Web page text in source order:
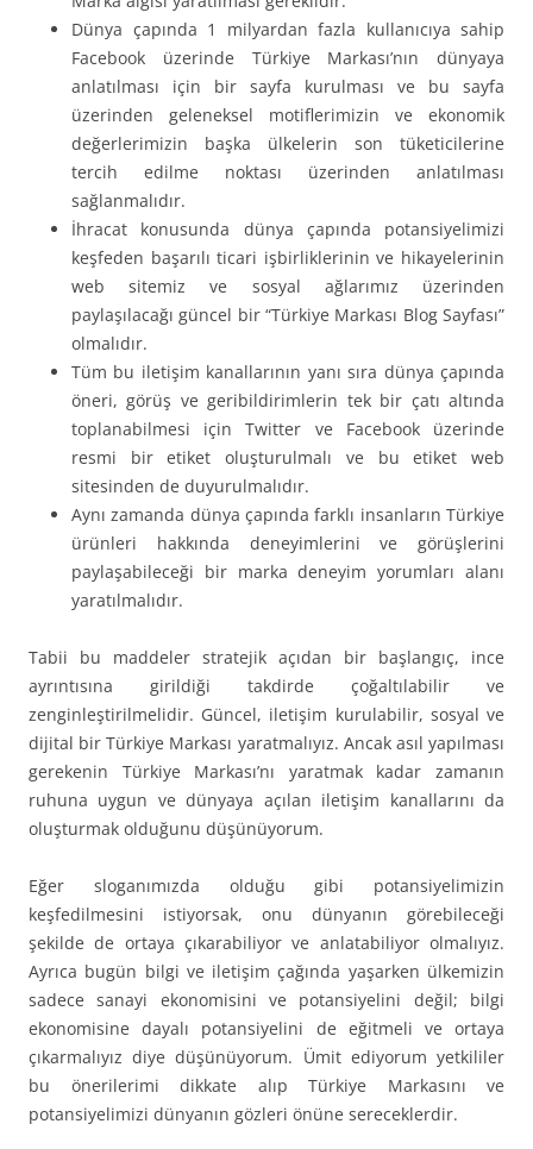
Dünya çapında 1 milyardan fazla kullanıcıya sahip
Facebook üzerinde Türkiye Markası’nın dünyaya
anlatılması için bir sayfa kurulması ve bu sayfa
üzerinden geleneksel motiflerimizin ve ekonomik
değerlerimizin başka ülkelerin son tüketicilerine
tercih edilme noktası üzerinden anlatılması
sağlanmalıdır.
İhracat konusunda dünya çapında potansiyelimizi
keşfeden başarılı ticari işbirliklerinin ve hikayelerinin
web sitemiz ve sosyal ağlarımız üzerinden
paylaşılacağı güncel bir “Türkiye Markası Blog Sayfası”
olmalıdır.
Tüm bu iletişim kanallarının yanı sıra dünya çapında
öneri, görüş ve geribildirimlerin tek bir çatı altında
toplanabilmesi için Twitter ve Facebook üzerinde
resmi bir etiket oluşturulmalı ve bu etiket web
sitesinden de duyurulmalıdır.
Aynı zamanda dünya çapında farklı insanların Türkiye
ürünleri hakkında deneyimlerini ve görüşlerini
paylaşabileceği bir marka deneyim yorumları alanı
yaratılmalıdır.
Tabii bu maddeler stratejik açıdan bir başlangıç, ince
ayrıntısına girildiği takdirde çoğaltılabilir ve
zenginleştirilmelidir. Güncel, iletişim kurulabilir, sosyal ve
dijital bir Türkiye Markası yaratmalıyız. Ancak asıl yapılması
gerekenin Türkiye Markası’nı yaratmak kadar zamanın
ruhuna uygun ve dünyaya açılan iletişim kanallarını da
oluşturmak olduğunu düşünüyorum.
Eğer sloganımızda olduğu gibi potansiyelimizin
keşfedilmesini istiyorsak, onu dünyanın görebileceği
şekilde de ortaya çıkarabiliyor ve anlatabiliyor olmalıyız.
Ayrıca bugün bilgi ve iletişim çağında yaşarken ülkemizin
sadece sanayi ekonomisini ve potansiyelini değil; bilgi
ekonomisine dayalı potansiyelini de eğitmeli ve ortaya
çıkarmalıyız diye düşünüyorum. Ümit ediyorum yetkililer
bu önerilerimi dikkate alıp Türkiye Markasını ve
potansiyelimizi dünyanın gözleri önüne sereceklerdir.